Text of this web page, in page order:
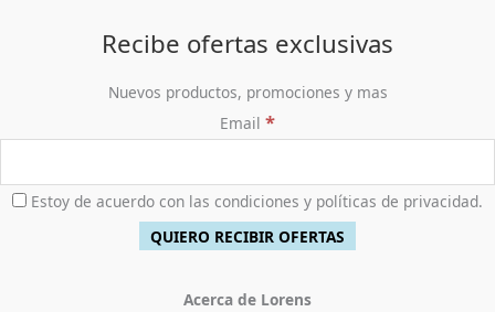
Recibe ofertas exclusivas
Nuevos productos, promociones y mas
Email *
Estoy de acuerdo con las condiciones y políticas de privacidad.
Acerca de Lorens